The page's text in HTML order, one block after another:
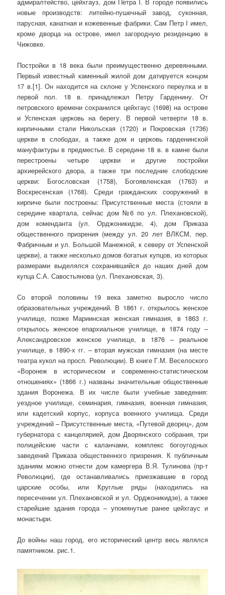
новые производств: литейно-пушечный завод, суконная,
парусная, канатная и кожевенные фабрики. Сам Петр I имел,
кроме дворца на острове, имел загородную резиденцию в
Чижовке.
Постройки в 18 века были преимущественно деревянными.
Первый известный каменный жилой дом датируется концом
17 в.[1]. Он находится на склоне у Успенского переулка и в
первой пол. 18 в. принадлежал Петру Гарденину. От
петровского времени сохранился цейхгаус (1698) на острове
и Успенская церковь на берегу. В первой четверти 18 в.
кирпичными стали Никольская (1720) и Покровская (1736)
церкви в слободах, а также дом и церковь гарденинской
мануфактуры в предместье. В середине 18 в. в камне были
перестроены четыре церкви и другие постройки
архиерейского двора, а также три последние слободские
церкви: Богословская (1758), Богоявленская (1763) и
Воскресенская (1768). Среди гражданских сооружений в
кирпиче были построены: Присутственные места (стояли в
середине квартала, сейчас дом №6 по ул. Плехановской),
дом коменданта (ул. Орджоникидзе, 4), дом Приказа
общественного призрения (между ул. 20 лет ВЛКСМ, пер.
Фабричным и ул. Большой Манежной, к северу от Успенской
церкви), а также несколько домов богатых купцов, из которых
размерами выделялся сохранившийся до наших дней дом
купца С.А. Савостьянова (ул. Плехановская, 3).
Со второй половины 19 века заметно выросло число
образовательных учреждений. В 1861 г. открылось женское
училище, позже Мариинская женская гимназия, в 1863 г.
открылось женское епархиальное училище, в 1874 году –
Александровское женское училище, в 1876 – реальное
училище, в 1890-х гг. – вторая мужская гимназия (на месте
театра кукол на просп. Революции). В книге Г.М. Веселоского
«Воронеж в историческом и современно-статистическом
отношениях» (1866 г.) названы значительные общественные
здания Воронежа. В их числе были учебные заведения:
уездное училище, семинария, гимназия, военная гимназия,
или кадетский корпус, корпуса военного училища. Среди
учреждений – Присутственные места, «Путевой дворец», дом
губернатора с канцелярией, дом Дворянского собрания, три
полицейские части с каланчами, комплекс богоугодных
заведений Приказа общественного призрения. К публичным
зданиям можно отнести дом камергера В.Я. Тулинова (пр-т
Революции), где останавливались приезжавшие в город
царские особы, или Круглые ряды (находились на
пересечении ул. Плехановской и ул. Орджоникидзе), а также
старейшие здания города – упомянутые ранее цейхгаус и
монастыри.
До войны наш город, его исторический центр весь являлся
памятником. рис.1.